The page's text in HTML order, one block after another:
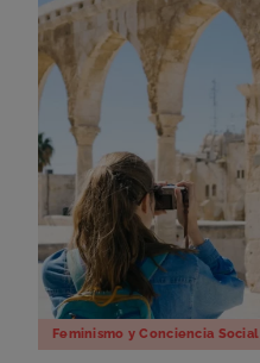
Feminismo y Conciencia Social